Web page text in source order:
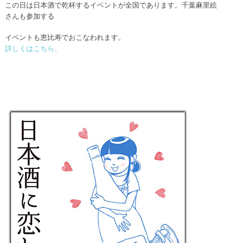
この日は日本酒で乾杯するイベントが全国であります。千葉麻里絵
さんも参加する
イベントも恵比寿でおこなわれます。
詳しくはこちら。